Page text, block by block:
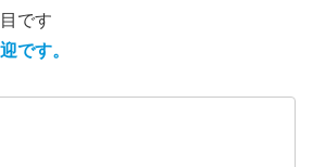
です
です。